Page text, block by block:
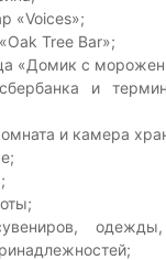
«Voices»;
Tree Bar»;
«Домик с
и
и камера